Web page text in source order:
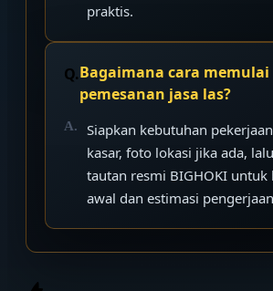
praktis.
Bagaimana cara memulai
pemesanan jasa las?
Siapkan kebutuhan
kasar, foto lokasi jika ada,
tautan resmi BIGHOKI untuk
awal dan estimasi